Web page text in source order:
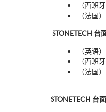
（西班牙
（法国）
STONETECH 台
（英语）
（西班牙
（法国）
STONETECH 台